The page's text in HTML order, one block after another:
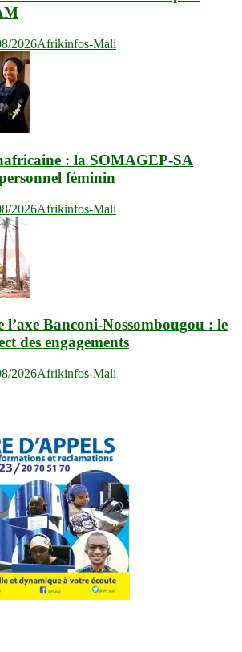
2026Afrikinfos-Mali
: la SOMAGEP-SA
féminin
2026Afrikinfos-Mali
l’axe Banconi-Nossombougou : le
des engagements
2026Afrikinfos-Mali